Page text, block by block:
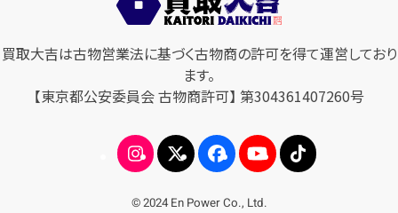
買取大吉は古物営業法に基づく古物商の許可を得て運営しており
ます。
【東京都公安委員会 古物商許可】 第304361407260号
© 2024 En Power Co., Ltd.